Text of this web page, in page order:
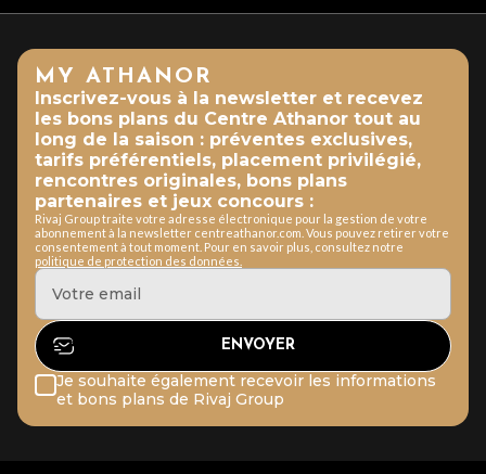
MY ATHANOR
Inscrivez-vous à la newsletter et recevez
les bons plans du Centre Athanor tout au
long de la saison : préventes exclusives,
tarifs préférentiels, placement privilégié,
rencontres originales, bons plans
partenaires et jeux concours :
Rivaj Group traite votre adresse électronique pour la gestion de votre
abonnement à la newsletter centreathanor.com. Vous pouvez retirer votre
consentement à tout moment. Pour en savoir plus, consultez notre
politique de protection des données.
Je souhaite également recevoir les informations
et bons plans de Rivaj Group